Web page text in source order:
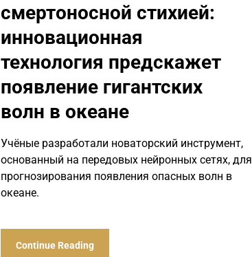
смертоносной стихией:
инновационная
технология предскажет
появление гигантских
волн в океане
Учёные разработали новаторский инструмент,
основанный на передовых нейронных сетях, для
прогнозирования появления опасных волн в
океане.
Continue Reading